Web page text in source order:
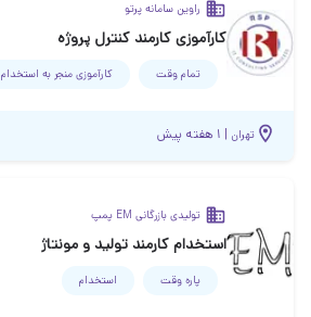
راوین سامانه پرتو
کارآموزی کارمند کنترل پروژه
تمام وقت کارآموزی منجر ‌به استخدام
تهران | ۱ هفته پیش
تولیدی بازرگانی EM پمپ
استخدام کارمند تولید و مونتاژ
پاره وقت استخدام